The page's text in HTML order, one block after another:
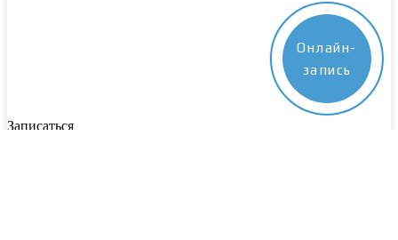
Онлайн-
запись
Записаться